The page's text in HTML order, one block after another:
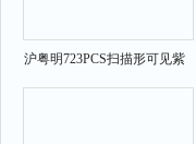
沪粤明723PCS扫描形可见紫
外光度计